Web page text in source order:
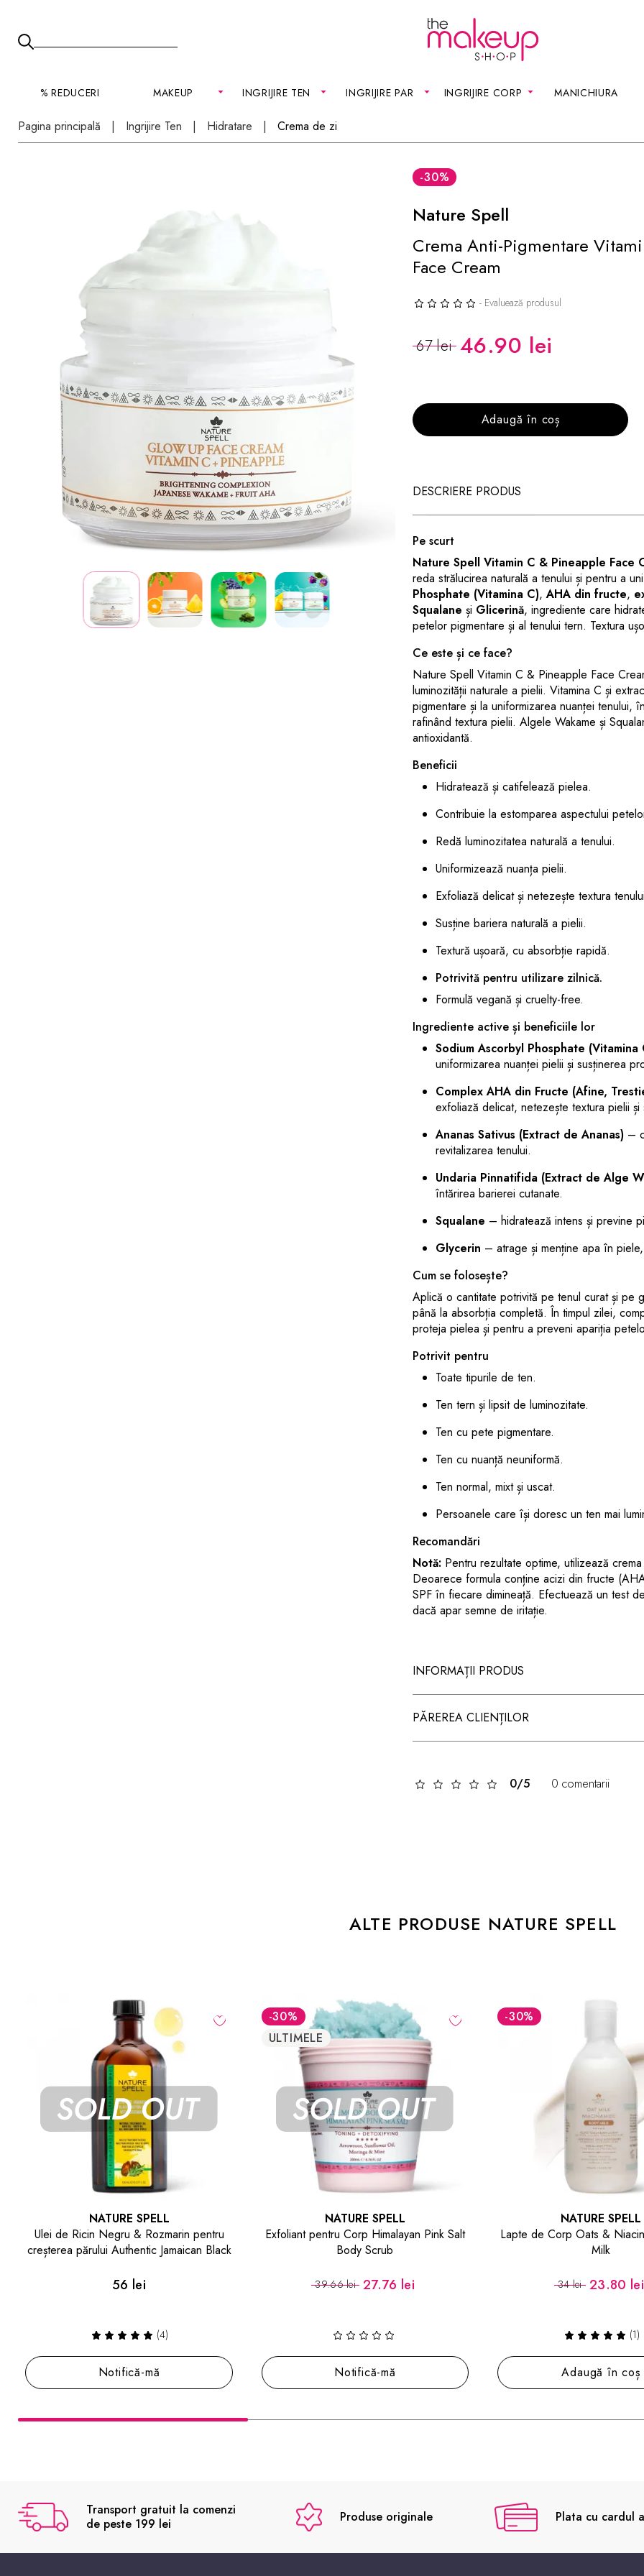
% REDUCERI MAKEUP INGRIJIRE TEN INGRIJIRE PAR INGRIJIRE CORP MANICHIURA
Pagina principală Ingrijire Ten Hidratare Crema de zi
-30%
Nature Spell
Crema Anti-Pigmentare
Face Cream
- Evaluează produsul
67 lei 46.90 lei
Adaugă în coș
DESCRIERE PRODUS
Pe scurt
Nature Spell Vitamin C & Pineapple Face
reda strălucirea naturală a tenului și pentru a
Phosphate (Vitamina C),AHA din fructe,
Squalane și Glicerină, ingrediente care
petelor pigmentare și al tenului tern. Textura
Ce este și ce face?
Nature Spell Vitamin C & Pineapple Face
luminozității naturale a pielii. Vitamina C și
pigmentare și la uniformizarea nuanței
rafinând textura pielii. Algele Wakame și
antioxidantă.
Beneficii
Hidratează și catifelează pielea.
Contribuie la estomparea aspectului
Redă luminozitatea naturală a tenului.
Uniformizează nuanța pielii.
Exfoliază delicat și netezește textura
Susține bariera naturală a pielii.
Textură ușoară, cu absorbție rapidă.
Potrivită pentru utilizare zilnică.
Formulă vegană și cruelty-free.
Ingrediente active și beneficiile lor
Sodium Ascorbyl Phosphate (Vitamina
uniformizarea nuanței pielii și susținerea
Complex AHA din Fructe (Afine,
exfoliază delicat, netezește textura pielii
Ananas Sativus (Extract de Ananas) –
revitalizarea tenului.
Undaria Pinnatifida (Extract de Alge
întărirea barierei cutanate.
Squalane – hidratează intens și previne
Glycerin – atrage și menține apa în
Cum se folosește?
Aplică o cantitate potrivită pe tenul curat și pe
până la absorbția completă. În timpul zilei,
proteja pielea și pentru a preveni apariția
Potrivit pentru
Toate tipurile de ten.
Ten tern și lipsit de luminozitate.
Ten cu pete pigmentare.
Ten cu nuanță neuniformă.
Ten normal, mixt și uscat.
Persoanele care își doresc un ten mai
Recomandări
Notă: Pentru rezultate optime, utilizează
Deoarece formula conține acizi din fructe
SPF în fiecare dimineață. Efectuează un test
dacă apar semne de iritație.
INFORMAȚII PRODUS
PĂREREA CLIENȚILOR
0/5 0 comentarii
ALTE PRODUSE NATURE SPELL
NATURE SPELL
Exfoliant pentru Corp Himalayan Pink Salt
Body Scrub
39.66 lei 27.76 lei
Notifică-mă
-30%
NATURE SPELL
Lapte de Corp Oats & Niacinamide Body
Milk
34 lei 23.80 lei
(1)
Adaugă în coș
NATURE SPELL
Ulei de Ricin Negru &
creșterea părului Authentic
51 lei
(1)
Notifică-mă
Transport gratuit la comenzi
de peste 199 lei
Produse originale Plata cu cardul